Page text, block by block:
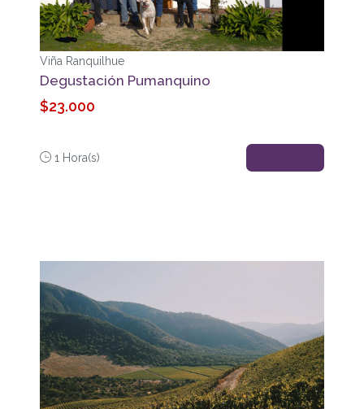
Viña Ranquilhue
Degustación Pumanquino
$23.000
1 Hora(s)